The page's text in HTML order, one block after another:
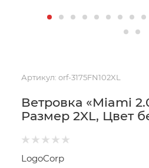
Артикул: orf-3175FN102XL
Ветровка «Miami
Размер 2XL, Цвет
LogoCorp